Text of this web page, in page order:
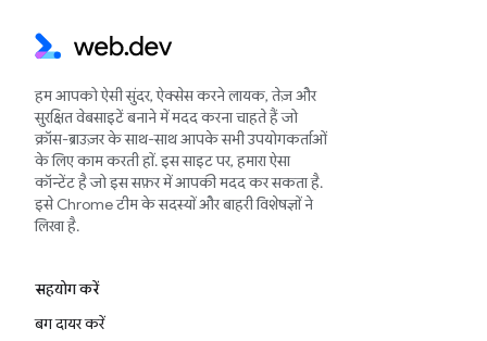
हम आपको ऐसी सुंदर, ऐक्सेस करने लायक, तेज़ और
सुरक्षित वेबसाइटें बनाने में मदद करना चाहते हैं जो
क्रॉस-ब्राउज़र के साथ-साथ आपके सभी उपयोगकर्ताओं
के लिए काम करती हों. इस साइट पर, हमारा ऐसा
कॉन्टेंट है जो इस सफ़र में आपकी मदद कर सकता है.
इसे Chrome टीम के सदस्यों और बाहरी विशेषज्ञों ने
लिखा है.
सहयोग करें
बग दायर करें